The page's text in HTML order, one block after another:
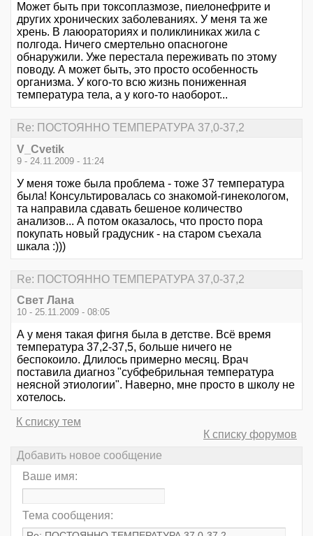
Может быть при токсоплазмозе, пиелонефрите и
других хронических заболеваниях. У меня та же
хрень. В лаюораториях и поликлиниках жила с
полгода. Ничего смертельно опасногоне
обнаружили. Уже перестала переживать по этому
поводу. А может быть, это просто особенность
организма. У кого-то всю жизнь пониженная
температура тела, а у кого-то наоборот...
Re: ПОСТОЯННО ТЕМПЕРАТУРА 37,0-37,2
V_Cvetik
9 - 24.11.2009 - 11:24
У меня тоже была проблема - тоже 37 температура
была! Консультировалась со знакомой-гинекологом,
та направила сдавать бешеное количество
анализов... А потом оказалось, что просто пора
покупать новый градусник - на старом съехала
шкала :)))
Re: ПОСТОЯННО ТЕМПЕРАТУРА 37,0-37,2
Свет Лана
10 - 25.11.2009 - 08:05
А у меня такая фигня была в детстве. Всё время
температура 37,2-37,5, больше ничего не
беспокоило. Длилось примерно месяц. Врач
поставила диагноз "субфебрильная температура
неясной этиологии". Наверно, мне просто в школу не
хотелось.
К списку тем
К списку форумов
Добавить новое сообщение
Ваше имя:
Тема сообщения: